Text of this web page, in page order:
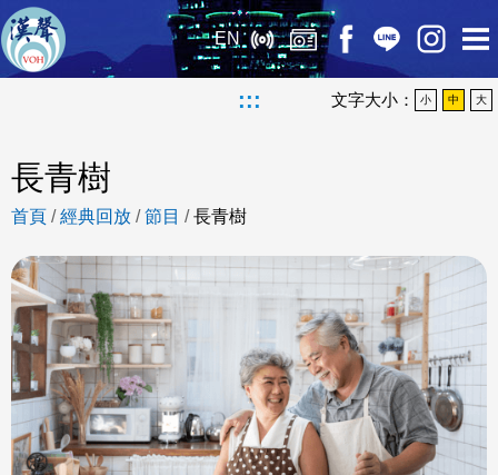
EN
::: 文字大小： 小 中 大
長青樹
首頁 /經典回放 /節目 /長青樹